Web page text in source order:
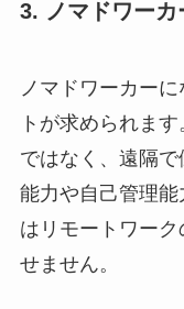
3. ノマドワーカ
ノマドワーカー
トが求められま
ではなく、遠隔
能力や自己管理
はリモートワー
せません。